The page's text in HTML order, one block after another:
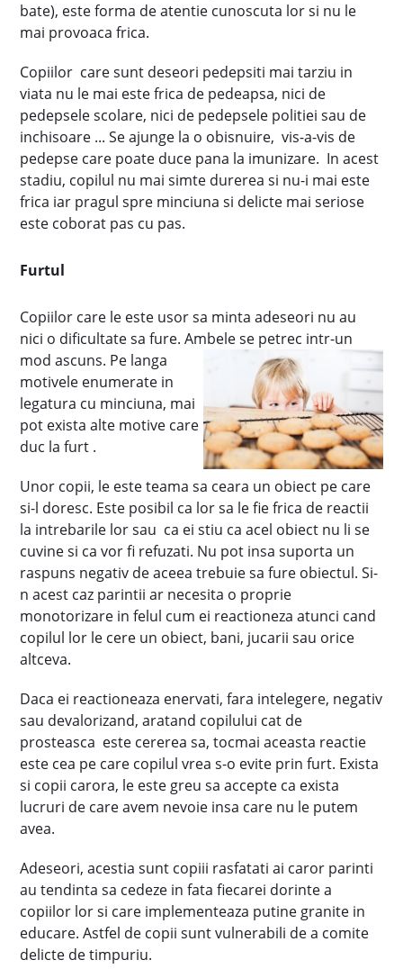
bate), este forma de atentie cunoscuta lor si nu le
mai provoaca frica.
Copiilor care sunt deseori pedepsiti mai tarziu in
viata nu le mai este frica de pedeapsa, nici de
pedepsele scolare, nici de pedepsele politiei sau de
inchisoare ... Se ajunge la o obisnuire, vis-a-vis de
pedepse care poate duce pana la imunizare. In acest
stadiu, copilul nu mai simte durerea si nu-i mai este
frica iar pragul spre minciuna si delicte mai seriose
este coborat pas cu pas.
Furtul
Copiilor care le este usor sa minta adeseori nu au
nici o dificultate sa fure. Ambele se petrec intr-un
mod ascuns. Pe langa
motivele enumerate in
legatura cu minciuna, mai
pot exista alte motive care
duc la furt .
Unor copii, le este teama sa ceara un obiect pe care
si-l doresc. Este posibil ca lor sa le fie frica de reactii
la intrebarile lor sau ca ei stiu ca acel obiect nu li se
cuvine si ca vor fi refuzati. Nu pot insa suporta un
raspuns negativ de aceea trebuie sa fure obiectul. Si-
n acest caz parintii ar necesita o proprie
monotorizare in felul cum ei reactioneza atunci cand
copilul lor le cere un obiect, bani, jucarii sau orice
altceva.
Daca ei reactioneaza enervati, fara intelegere, negativ
sau devalorizand, aratand copilului cat de
prosteasca este cererea sa, tocmai aceasta reactie
este cea pe care copilul vrea s-o evite prin furt. Exista
si copii carora, le este greu sa accepte ca exista
lucruri de care avem nevoie insa care nu le putem
avea.
Adeseori, acestia sunt copiii rasfatati ai caror parinti
au tendinta sa cedeze in fata fiecarei dorinte a
copiilor lor si care implementeaza putine granite in
educare. Astfel de copii sunt vulnerabili de a comite
delicte de timpuriu.